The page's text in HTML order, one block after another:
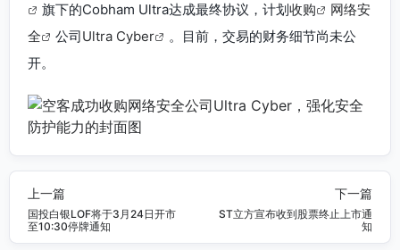
旗下的Cobham Ultra达成最终协议，计划收购
网络安
全
公司Ultra Cyber
。目前，交易的财务细节尚未公
开。
上一篇
国投白银LOF将于3月24日开市
至10:30停牌通知
下一篇
ST立方宣布收到股票终止上市通
知